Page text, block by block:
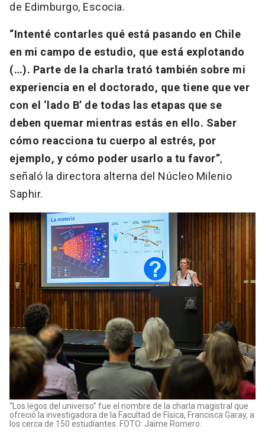
de Edimburgo, Escocia.
“Intenté contarles qué está pasando en Chile
en mi campo de estudio, que está explotando
(…). Parte de la charla trató también sobre mi
experiencia en el doctorado, que tiene que ver
con el ‘lado B’ de todas las etapas que se
deben quemar mientras estás en ello. Saber
cómo reacciona tu cuerpo al estrés, por
ejemplo, y cómo poder usarlo a tu favor”,
señaló la directora alterna del Núcleo Milenio
Saphir.
“Los legos del universo” fue el nombre de la charla magistral que
ofreció la investigadora de la Facultad de Física, Francisca Garay, a
los cerca de 150 estudiantes. FOTO: Jaime Romero.